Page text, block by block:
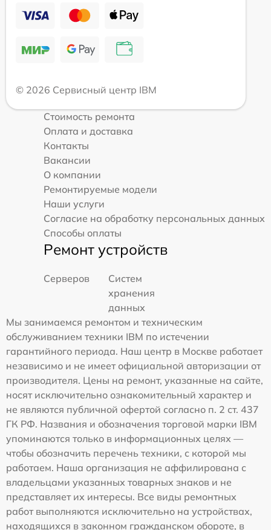
© 2026 Сервисный центр IBM
Стоимость ремонта
Оплата и доставка
Контакты
Вакансии
О компании
Ремонтируемые модели
Наши услуги
Согласие на обработку персональных данных
Способы оплаты
Ремонт устройств
Серверов
Систем
хранения
данных
Мы занимаемся ремонтом и техническим
обслуживанием техники IBM по истечении
гарантийного периода. Наш центр в Москве работает
независимо и не имеет официальной авторизации от
производителя. Цены на ремонт, указанные на сайте,
носят исключительно ознакомительный характер и
не являются публичной офертой согласно п. 2 ст. 437
ГК РФ. Названия и обозначения торговой марки IBM
упоминаются только в информационных целях —
чтобы обозначить перечень техники, с которой мы
работаем. Наша организация не аффилирована с
владельцами указанных товарных знаков и не
представляет их интересы. Все виды ремонтных
работ выполняются исключительно на устройствах,
находящихся в законном гражданском обороте, в